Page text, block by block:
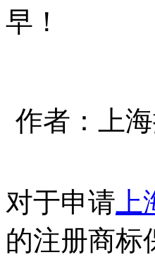
早！
作者：上
对于申请
的注册商标